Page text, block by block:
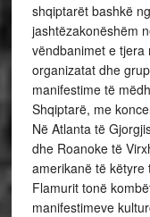
shqiptarët bashkë
jashtëzakonëshëm
vëndbanimet e tjera
organizatat dhe
manifestime të
Shqiptarë, me
Në Atlanta të
dhe Roanoke të
amerikanë të këtyre
Flamurit tonë
manifestimeve